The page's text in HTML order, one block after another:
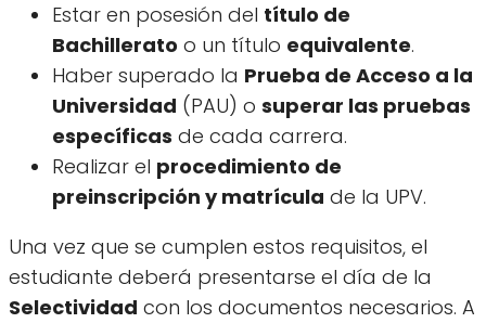
Estar en posesión del título de
Bachillerato o un título equivalente.
Haber superado la Prueba de Acceso a la
Universidad (PAU) o superar las pruebas
específicas de cada carrera.
Realizar el procedimiento de
preinscripción y matrícula de la UPV.
Una vez que se cumplen estos requisitos, el
estudiante deberá presentarse el día de la
Selectividad con los documentos necesarios. A